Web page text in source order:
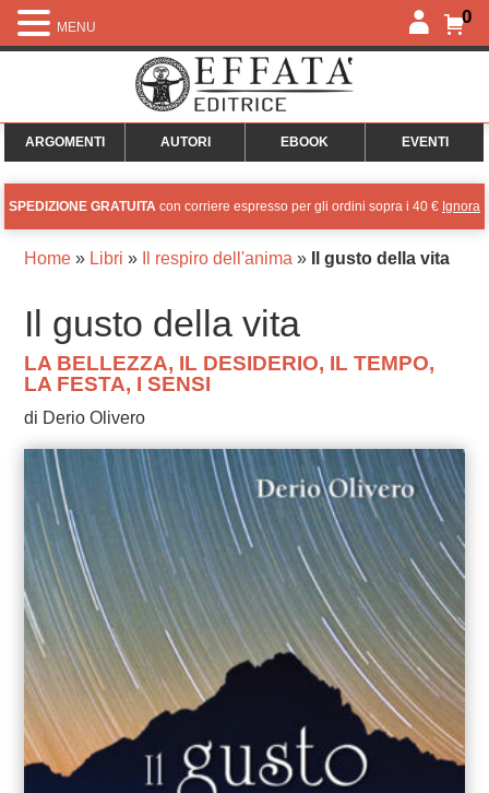
0
ARGOMENTI AUTORI EBOOK EVENTI
SPEDIZIONE GRATUITA con corriere espresso per gli ordini sopra i 40 € Ignora
Home» Libri » Il respiro dell'anima » Il gusto della vita
Il gusto della vita
LA BELLEZZA, IL DESIDERIO, IL TEMPO,
LA FESTA, I SENSI
di Derio Olivero
MENU